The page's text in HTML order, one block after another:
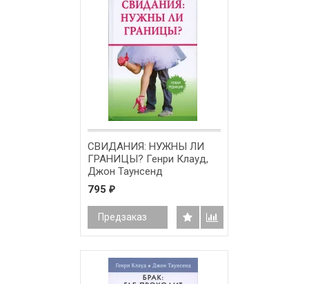
СВИДАНИЯ: НУЖНЫ ЛИ
ГРАНИЦЫ? Генри Клауд,
Джон Таунсенд
795 ₽
Предзаказ